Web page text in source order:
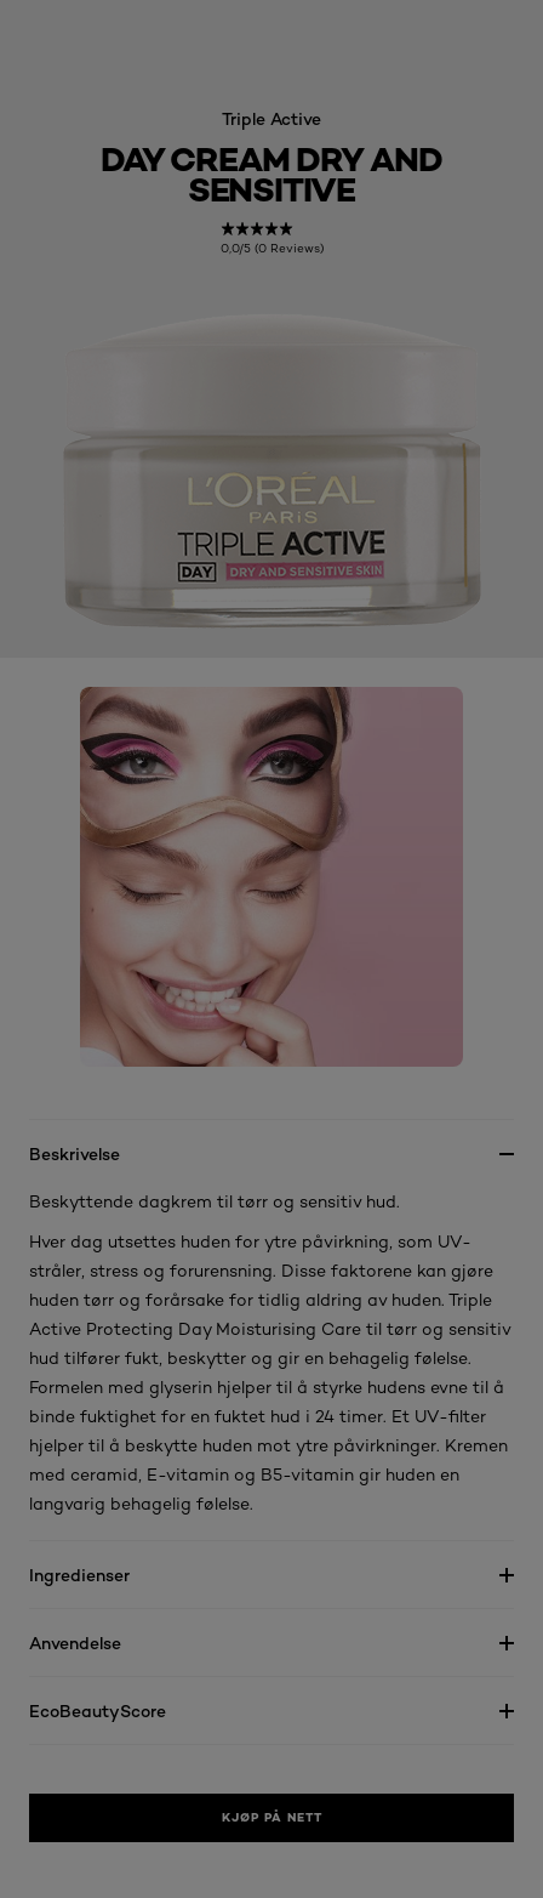
Triple Active
DAY CREAM DRY AND
SENSITIVE
0,0/5 (0 Reviews)
Beskrivelse
Beskyttende dagkrem til tørr og sensitiv hud.
Hver dag utsettes huden for ytre påvirkning, som UV-
stråler, stress og forurensning. Disse faktorene kan gjøre
huden tørr og forårsake for tidlig aldring av huden. Triple
Active Protecting Day Moisturising Care til tørr og sensitiv
hud tilfører fukt, beskytter og gir en behagelig følelse.
Formelen med glyserin hjelper til å styrke hudens evne til å
binde fuktighet for en fuktet hud i 24 timer. Et UV-filter
hjelper til å beskytte huden mot ytre påvirkninger. Kremen
med ceramid, E-vitamin og B5-vitamin gir huden en
langvarig behagelig følelse.
Ingredienser
Anvendelse
EcoBeautyScore
KJØP PÅ NETT